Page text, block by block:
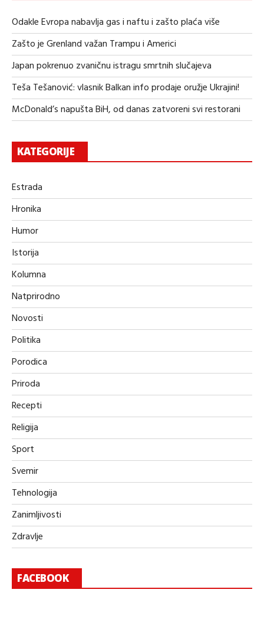
Odakle Evropa nabavlja gas i naftu i zašto plaća više
Zašto je Grenland važan Trampu i Americi
Japan pokrenuo zvaničnu istragu smrtnih slučajeva
Teša Tešanović: vlasnik Balkan info prodaje oružje Ukrajini!
McDonald’s napušta BiH, od danas zatvoreni svi restorani
KATEGORIJE
Estrada
Hronika
Humor
Istorija
Kolumna
Natprirodno
Novosti
Politika
Porodica
Priroda
Recepti
Religija
Sport
Svemir
Tehnologija
Zanimljivosti
Zdravlje
FACEBOOK